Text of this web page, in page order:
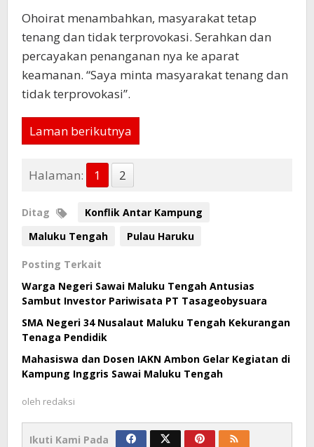
Ohoirat menambahkan, masyarakat tetap
tenang dan tidak terprovokasi. Serahkan dan
percayakan penanganan nya ke aparat
keamanan. “Saya minta masyarakat tenang dan
tidak terprovokasi”.
Laman berikutnya
Halaman: 1 2
Ditag
Konflik Antar Kampung
Maluku Tengah
Pulau Haruku
Posting Terkait
Warga Negeri Sawai Maluku Tengah Antusias
Sambut Investor Pariwisata PT Tasageobysuara
SMA Negeri 34 Nusalaut Maluku Tengah Kekurangan
Tenaga Pendidik
Mahasiswa dan Dosen IAKN Ambon Gelar Kegiatan di
Kampung Inggris Sawai Maluku Tengah
oleh redaksi
Ikuti Kami Pada